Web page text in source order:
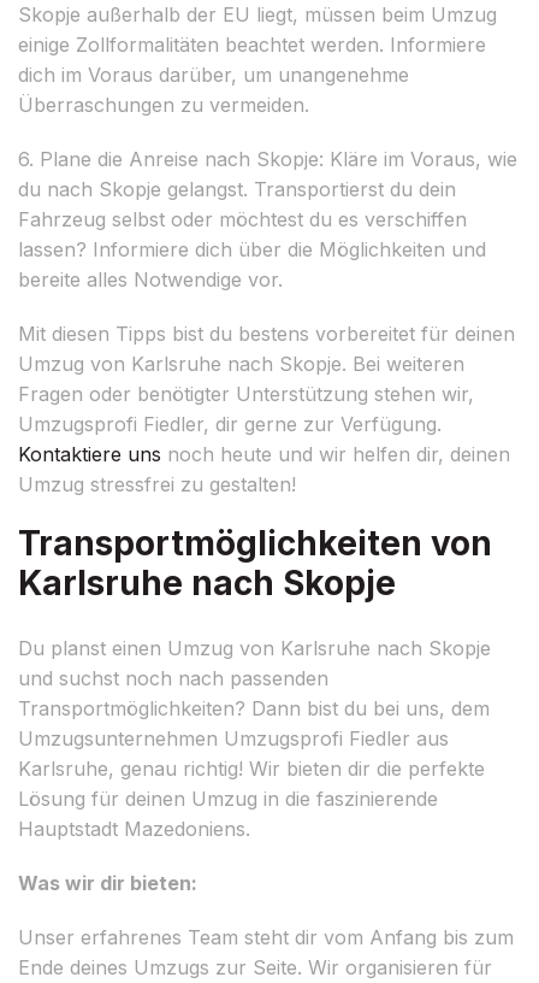
Skopje außerhalb der EU liegt, müssen beim Umzug
einige Zollformalitäten beachtet werden. Informiere
dich im Voraus darüber, um unangenehme
Überraschungen zu vermeiden.
6. Plane die Anreise nach Skopje: Kläre im Voraus, wie
du nach Skopje gelangst. Transportierst du dein
Fahrzeug selbst oder möchtest du es verschiffen
lassen? Informiere dich über die Möglichkeiten und
bereite alles Notwendige vor.
Mit diesen Tipps bist du bestens vorbereitet für deinen
Umzug von Karlsruhe nach Skopje. Bei weiteren
Fragen oder benötigter Unterstützung stehen wir,
Umzugsprofi Fiedler, dir gerne zur Verfügung.
Kontaktiere uns noch heute und wir helfen dir, deinen
Umzug stressfrei zu gestalten!
Transportmöglichkeiten von
Karlsruhe nach Skopje
Du planst einen Umzug von Karlsruhe nach Skopje
und suchst noch nach passenden
Transportmöglichkeiten? Dann bist du bei uns, dem
Umzugsunternehmen Umzugsprofi Fiedler aus
Karlsruhe, genau richtig! Wir bieten dir die perfekte
Lösung für deinen Umzug in die faszinierende
Hauptstadt Mazedoniens.
Was wir dir bieten:
Unser erfahrenes Team steht dir vom Anfang bis zum
Ende deines Umzugs zur Seite. Wir organisieren für